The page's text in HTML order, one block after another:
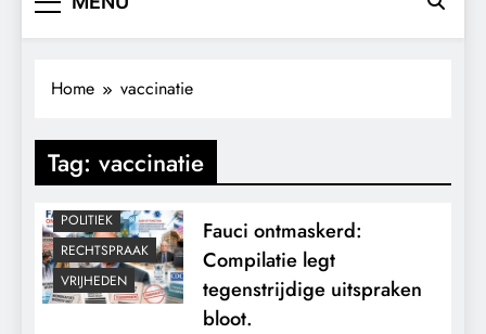
Home vaccinatie
Tag: vaccinatie
CONTROLE
GRONDRECHTEN
MEDISCH
PANDEMIE
POLITIEK
RECHTSPRAAK
VRIJHEDEN
Fauci ontmaskerd:
Compilatie legt
tegenstrijdige uitspraken
bloot.